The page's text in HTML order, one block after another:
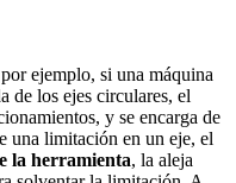
ejemplo, si una máquina
de los ejes circulares, el
y se encarga de
una limitación en un eje, el
la herramienta, la aleja